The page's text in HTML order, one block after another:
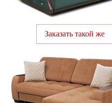
Заказать такой же